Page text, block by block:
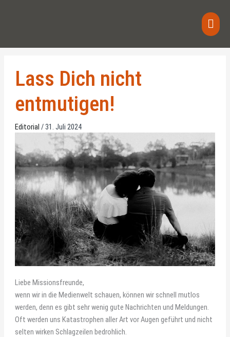
Lass Dich nicht
entmutigen!
Editorial /31. Juli 2024
Liebe Missionsfreunde,
wenn wir in die Medienwelt schauen, können wir schnell mutlos
werden, denn es gibt sehr wenig gute Nachrichten und Meldungen.
Oft werden uns Katastrophen aller Art vor Augen geführt und nicht
selten wirken Schlagzeilen bedrohlich.